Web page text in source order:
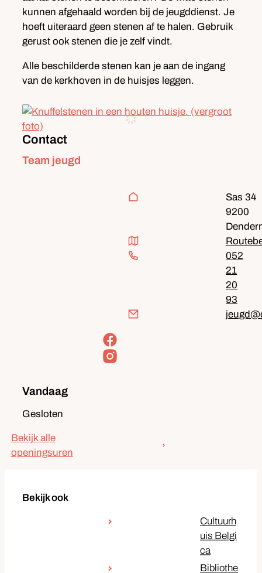
kunnen afgehaald worden bij de jeugddienst. Je
hoeft uiteraard geen stenen af te halen. Gebruik
gerust ook stenen die je zelf vindt.
Alle beschilderde stenen kan je aan de ingang
van de kerkhoven in de huisjes leggen.
Contact
Contact
Team jeugd
Sas 34
,9200
052
21
20
93
jeugd@
Team jeugd
Team jeugd
Vandaag
Gesloten
Bekijk alle
openingsurenTeam jeugd
Bekijk ook
Cultuurh
uis Belgi
ca
Bibliothe